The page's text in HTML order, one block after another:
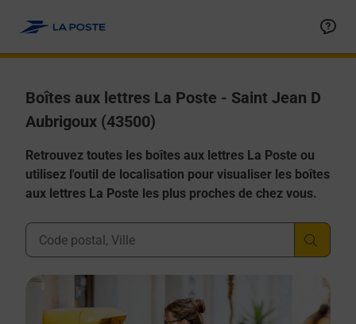
Boîtes aux lettres La Poste - Saint Jean D
Aubrigoux (43500)
Retrouvez toutes les boîtes aux lettres La Poste ou
utilisez l'outil de localisation pour visualiser les boîtes
aux lettres La Poste les plus proches de chez vous.
Ville, Département, Code Postal